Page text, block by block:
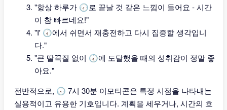
"항상 하루가 🕢로 끝날 것 같은 느낌이 들어요 - 시간
이 참 빠르네요!"
"I' 🕢에서 쉬면서 재충전하고 다시 집중할 생각입니
다."
"큰 딸꾹질 없이 🕢에 도달했을 때의 성취감이 정말 좋
아요."
전반적으로, 🕢 7시 30분 이모티콘은 특정 시점을 나타내는
실용적이고 유용한 기호입니다. 계획을 세우거나, 시간의 흐